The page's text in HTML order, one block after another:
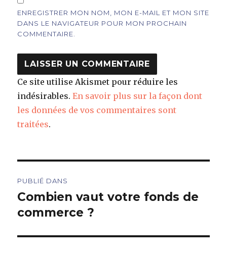
ENREGISTRER MON NOM, MON E-MAIL ET MON SITE
DANS LE NAVIGATEUR POUR MON PROCHAIN
COMMENTAIRE.
Ce site utilise Akismet pour réduire les
indésirables.En savoir plus sur la façon dont
les données de vos commentaires sont
traitées.
de
l’article
PUBLIÉ DANS
Combien vaut votre fonds de
commerce ?